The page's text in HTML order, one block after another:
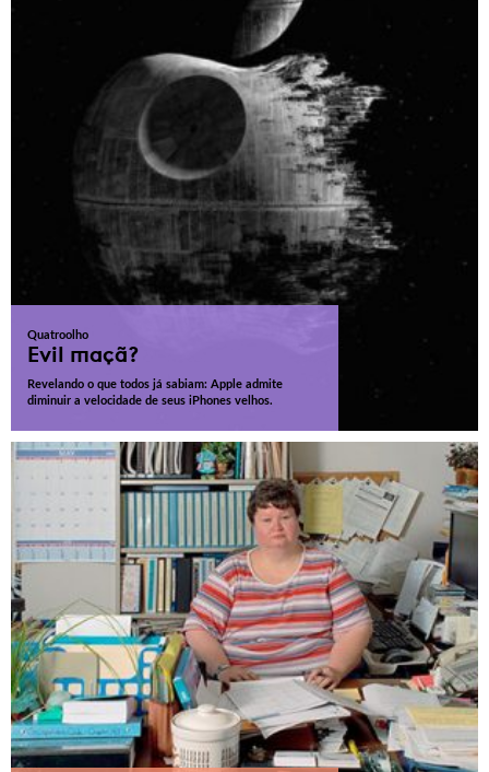
Quatroolho
Evil maçã?
Revelando o que todos já sabiam: Apple admite
diminuir a velocidade de seus iPhones velhos.